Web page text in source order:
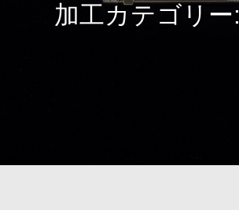
加工カテゴリー: